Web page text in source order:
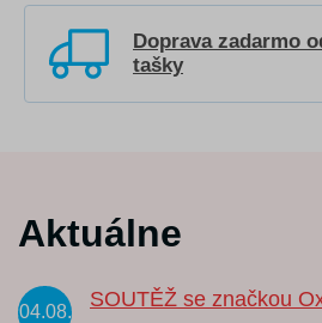
Doprava zadarmo
tašky
Aktuálne
04.08.
SOUTĚŽ se značkou